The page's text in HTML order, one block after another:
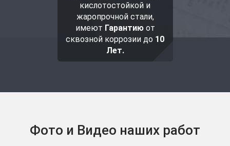
кислотостойкой и
жаропрочной стали,
имеют Гарантиюот
сквозной коррозии до 10
Лет.
Фото и Видео наших работ